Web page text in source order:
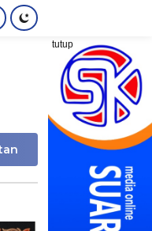
tutup